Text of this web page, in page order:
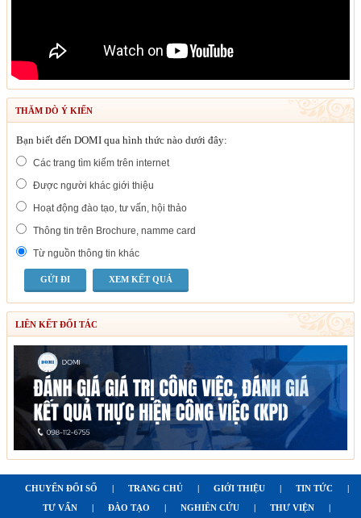
THĂM DÒ Ý KIẾN
Bạn biết đến DOMI qua hình thức nào dưới đây:
Các trang tìm kiếm trên internet
Được người khác giới thiệu
Hoạt động đào tạo, tư vấn, hội thảo
Thông tin trên Brochure, namme card
Từ nguồn thông tin khác
XEM KẾT QUẢ
LIÊN KẾT ĐỐI TÁC
CHUYỂN ĐỔI SỐ | TRANG CHỦ | GIỚI THIỆU | TIN TỨC
|
TƯ VẤN
| ĐÀO TẠO | NGHIÊN CỨU | THƯ VIỆN |